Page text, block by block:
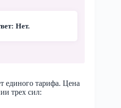
Нет.
единого тарифа. Цена
трех сил: